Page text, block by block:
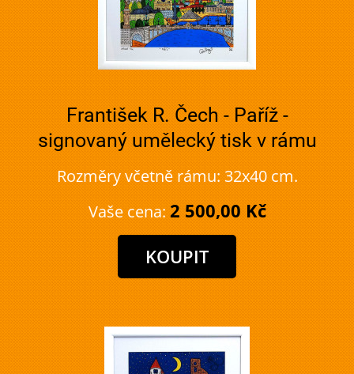
František R. Čech - Paříž -
signovaný umělecký tisk v rámu
Rozměry včetně rámu: 32x40 cm.
Vaše cena: 2 500,00 Kč